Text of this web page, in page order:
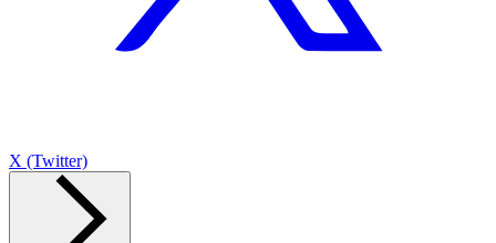
X (Twitter)